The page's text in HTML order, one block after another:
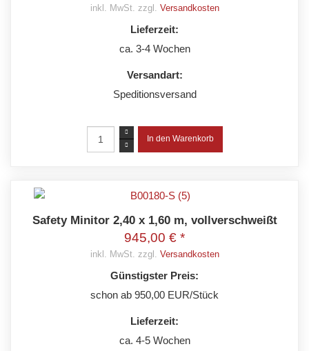
inkl. MwSt. zzgl. Versandkosten
Lieferzeit:
ca. 3-4 Wochen
Versandart:
Speditionsversand
Safety Minitor 2,40 x 1,60 m, vollverschweißt
945,00 € *
inkl. MwSt. zzgl. Versandkosten
Günstigster Preis:
schon ab 950,00 EUR/Stück
Lieferzeit:
ca. 4-5 Wochen